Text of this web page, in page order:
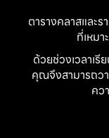
ตารางคลาสและ
ที่เหม
ด้วยช่วงเวลาเรี
คุณจึงสามารถว
คว